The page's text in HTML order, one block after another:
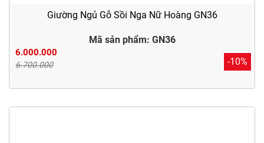
Giường Ngủ Gỗ Sồi Nga Nữ Hoàng GN36
Mã sản phẩm: GN36
6.000.000
6.700.000 -10%